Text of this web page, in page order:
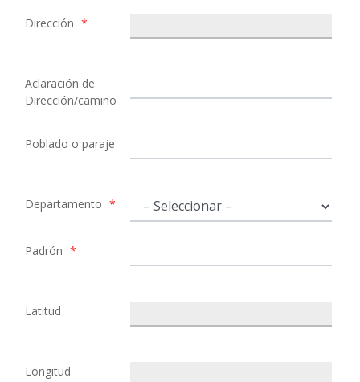
Dirección *
Aclaración de
Dirección/camino
Poblado o paraje
Departamento *
Padrón *
Latitud
Longitud